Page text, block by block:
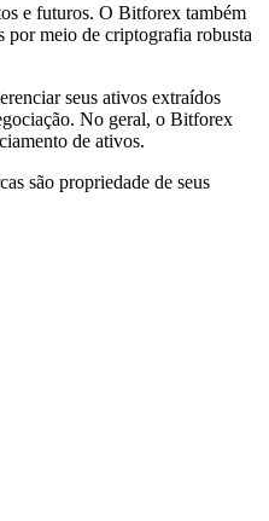
e futuros. O Bitforex também
por meio de criptografia robusta
seus ativos extraídos
No geral, o Bitforex
de ativos.
são propriedade de seus